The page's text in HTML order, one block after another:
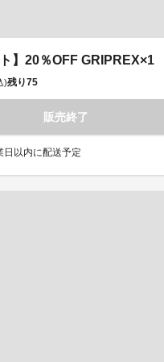
】20％OFF GRIPREX×1
)残り75
販売終了
日以内に配送予定